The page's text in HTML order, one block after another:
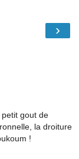
›
gout de
la droiture
!